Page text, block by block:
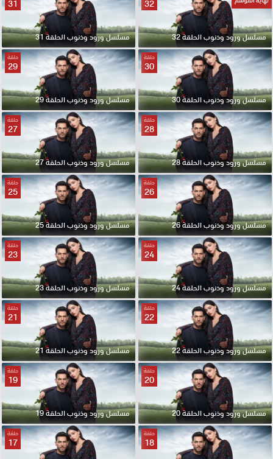
32
مسلسل ورود وذنوب الحلقة 32
31
مسلسل ورود وذنوب الحلقة 31
حلقة
30
مسلسل ورود وذنوب الحلقة 30
حلقة
29
مسلسل ورود وذنوب الحلقة 29
حلقة
28
مسلسل ورود وذنوب الحلقة 28
حلقة
27
مسلسل ورود وذنوب الحلقة 27
حلقة
26
مسلسل ورود وذنوب الحلقة 26
حلقة
25
مسلسل ورود وذنوب الحلقة 25
حلقة
24
مسلسل ورود وذنوب الحلقة 24
حلقة
23
مسلسل ورود وذنوب الحلقة 23
حلقة
22
مسلسل ورود وذنوب الحلقة 22
حلقة
21
مسلسل ورود وذنوب الحلقة 21
حلقة
20
مسلسل ورود وذنوب الحلقة 20
حلقة
19
مسلسل ورود وذنوب الحلقة 19
حلقة
18
حلقة
17